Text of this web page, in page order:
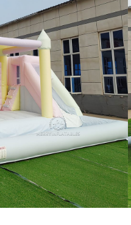
ಬಾಲ್ ಪಿಟ್ / ಪೂಲ್
ಬಣ್ಣದ ಪ್ಯಾಲೆಟ್
PVC, ವಾಣಿಜ್ಯ ದರ್ಜೆ
ಮತ್ತು ಕಾರ್ಯಕ್ರಮಗಳ ಅಲಂಕಾರಕ್ಕೆ